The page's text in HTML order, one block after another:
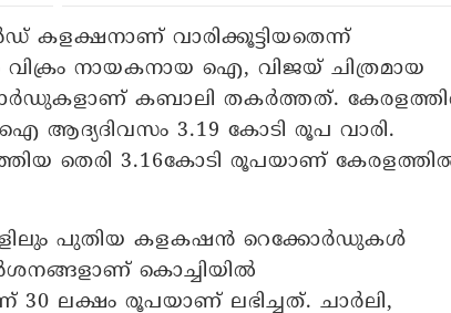
കളക്ഷനാണ് വാരിക്കൂട്ടിയതെന്ന്
നായകനായ ഐ, വിജയ് ചിത്രമായ
കബാലി തകര്‍ത്തത്.
ആദ്യദിവസം 3.19 കോടി രൂപ വാരി.
തെരി 3.16കോടി രൂപയാണ്
പുതിയ കളകഷന്‍ റെക്കോര്‍ഡുകള്‍
കൊച്ചിയില്‍
30 ലക്ഷം രൂപയാണ് ലഭിച്ചത്. ചാര്‍ലി,